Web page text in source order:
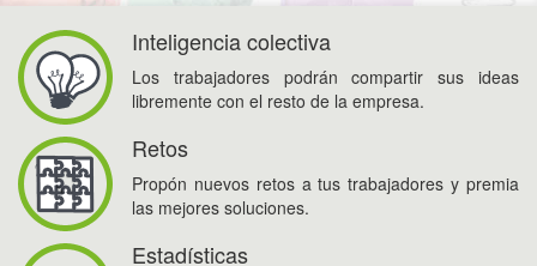
Inteligencia colectiva
Los trabajadores podrán compartir sus ideas
libremente con el resto de la empresa.
Retos
Propón nuevos retos a tus trabajadores y premia
las mejores soluciones.
Estadísticas